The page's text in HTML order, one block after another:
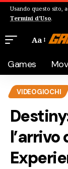
Usando questo sito,
Termini d'Uso.
Aa
Games
VIDEOGIOCHI
l’arrivo